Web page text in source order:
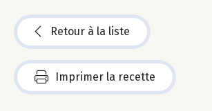
Retour à la liste
Imprimer la recette